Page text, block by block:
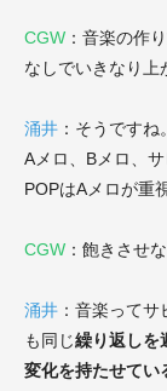
CGW ：音楽の作
なしでいきなり上
涌井 ：そうです
Aメロ、Bメロ、
POPはAメロが重
CGW ：飽きさせ
涌井 ：音楽って
も同じ繰り返しを
変化を持たせてい